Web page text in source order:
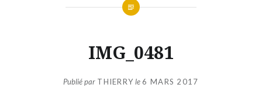
IMG_0481
Publié par THIERRYle6 MARS 2017